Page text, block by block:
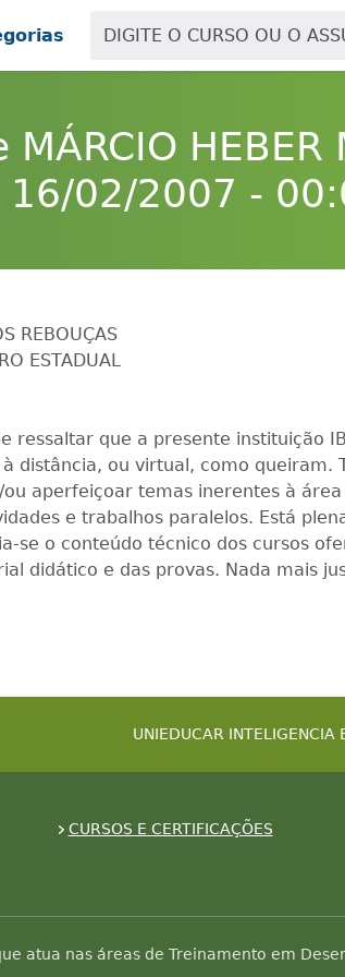
HEBER
16/02/2007 -
REBOUÇAS
ESTADUAL
ressaltar que a presente instituição
distância, ou virtual, como
aperfeiçoar temas inerentes à
e trabalhos paralelos. Está
se o conteúdo técnico dos cursos
didático e das provas. Nada mais
UNIEDUCAR
CURSOS E CERTIFICAÇÕES
atua nas áreas de Treinamento em